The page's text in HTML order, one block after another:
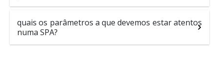
quais os parâmetros a que devemos estar atentos
numa SPA?